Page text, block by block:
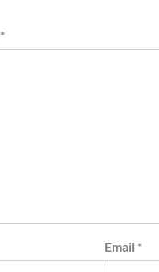
*
Email *